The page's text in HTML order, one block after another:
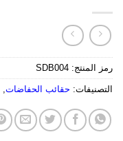
رمز المنتج: SDB004
التصنيفات: حقائب الحفاضات,